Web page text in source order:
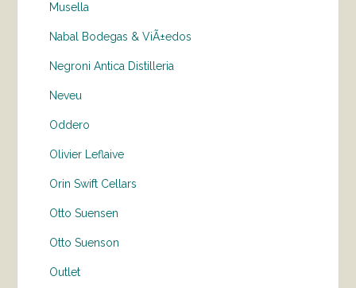
Musella
Nabal Bodegas & ViÃ±edos
Negroni Antica Distilleria
Neveu
Oddero
Olivier Leflaive
Orin Swift Cellars
Otto Suensen
Otto Suenson
Outlet